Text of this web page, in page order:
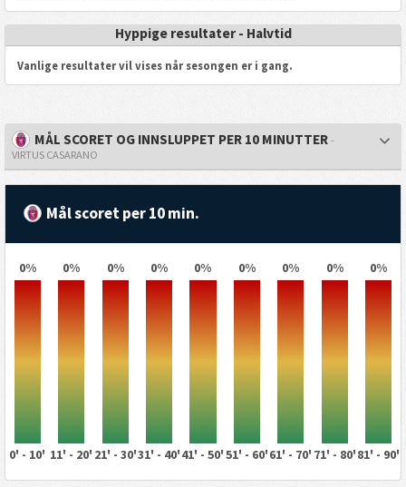
Hyppige resultater - Halvtid
Vanlige resultater vil vises når sesongen er i gang.
MÅL SCORET OG INNSLUPPET PER 10 MINUTTER -
VIRTUS CASARANO
Mål scoret per 10 min.
0% 0% 0% 0% 0% 0% 0% 0% 0%
0' - 10' 11' - 20' 21' - 30'31' - 40'41' - 50'51' - 60'61' - 70' 71' - 80'81' - 90'